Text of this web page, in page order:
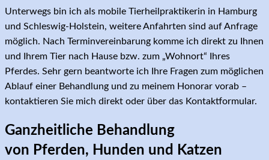
Unterwegs bin ich als mobile Tierheilpraktikerin in Hamburg
und Schleswig-Holstein, weitere Anfahrten sind auf Anfrage
möglich. Nach Terminvereinbarung komme ich direkt zu Ihnen
und Ihrem Tier nach Hause bzw. zum „Wohnort“ Ihres
Pferdes. Sehr gern beantworte ich Ihre Fragen zum möglichen
Ablauf einer Behandlung und zu meinem Honorar vorab –
kontaktieren Sie mich direkt oder über das Kontaktformular.
Ganzheitliche Behandlung
von Pferden, Hunden und Katzen